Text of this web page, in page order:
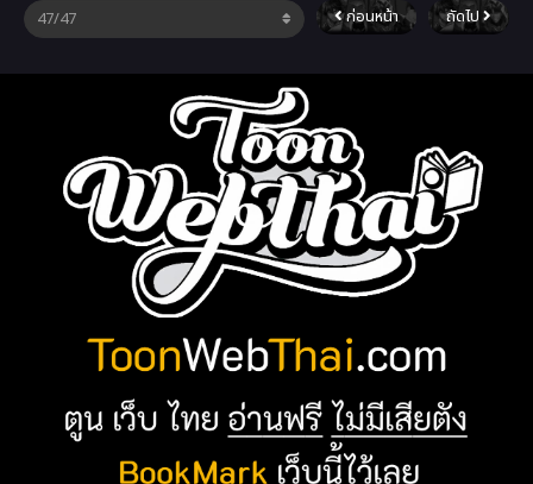
ก่อนหน้า ถัดไป